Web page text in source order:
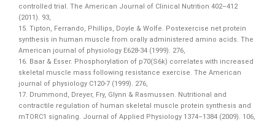
controlled trial. The American Journal of Clinical Nutrition 402–412
(2011). 93,
15. Tipton, Ferrando, Phillips, Doyle & Wolfe. Postexercise net protein
synthesis in human muscle from orally administered amino acids. The
American journal of physiology E628-34 (1999). 276,
16. Baar & Esser. Phosphorylation of p70(S6k) correlates with increased
skeletal muscle mass following resistance exercise. The American
journal of physiology C120-7 (1999). 276,
17. Drummond, Dreyer, Fry, Glynn & Rasmussen. Nutritional and
contractile regulation of human skeletal muscle protein synthesis and
mTORC1 signaling. Journal of Applied Physiology 1374–1384 (2009). 106,